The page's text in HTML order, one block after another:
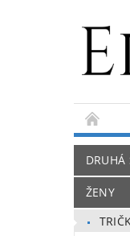
DRUHÁ
ŽENY